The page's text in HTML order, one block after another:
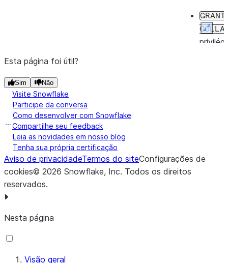
ADD_TEMPLATE_REQUEST
Esta página foi útil?
Sim Não
Visite Snowflake
Participe da conversa
Como desenvolver com Snowflake
Compartilhe seu feedback
Leia as novidades em nosso blog
Tenha sua própria certificação
Aviso de privacidadeTermos do siteConfigurações de
cookies© 2026 Snowflake, Inc. Todos os direitos
reservados.
Nesta página
Visão geral